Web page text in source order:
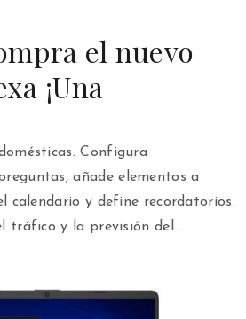
el nuevo
¡Una
Configura
añade elementos a
calendario y define recordatorios.
tráfico y la previsión del …